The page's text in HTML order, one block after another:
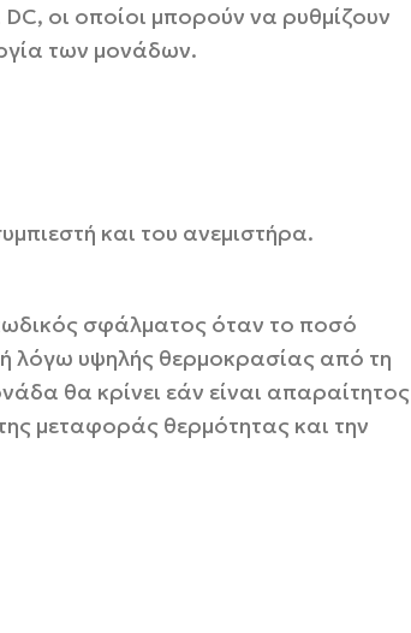
οι οποίοι μπορούν να ρυθμίζουν
των μονάδων.
και του ανεμιστήρα.
σφάλματος όταν το ποσό
λόγω υψηλής θερμοκρασίας από τη
θα κρίνει εάν είναι
μεταφοράς θερμότητας και την